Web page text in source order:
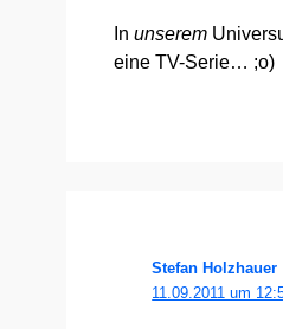
Inunse­rem
eine TV-Serie… ;o)
Stefan Holzhauer
11.09.2011 um